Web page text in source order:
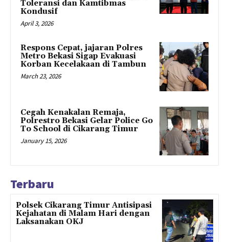
Toleransi dan Kamtibmas
Kondusif
April 3, 2026
Respons Cepat, jajaran Polres
Metro Bekasi Sigap Evakuasi
Korban Kecelakaan di Tambun
March 23, 2026
Cegah Kenakalan Remaja,
Polrestro Bekasi Gelar Police Go
To School di Cikarang Timur
January 15, 2026
Terbaru
Polsek Cikarang Timur Antisipasi
Kejahatan di Malam Hari dengan
Laksanakan OKJ